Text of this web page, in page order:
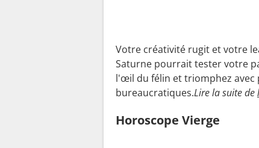
Votre créativité rugit et votre
Saturne pourrait tester votre
l'œil du félin et triomphez avec
bureaucratiques.Lire la suite de
Horoscope Vierge